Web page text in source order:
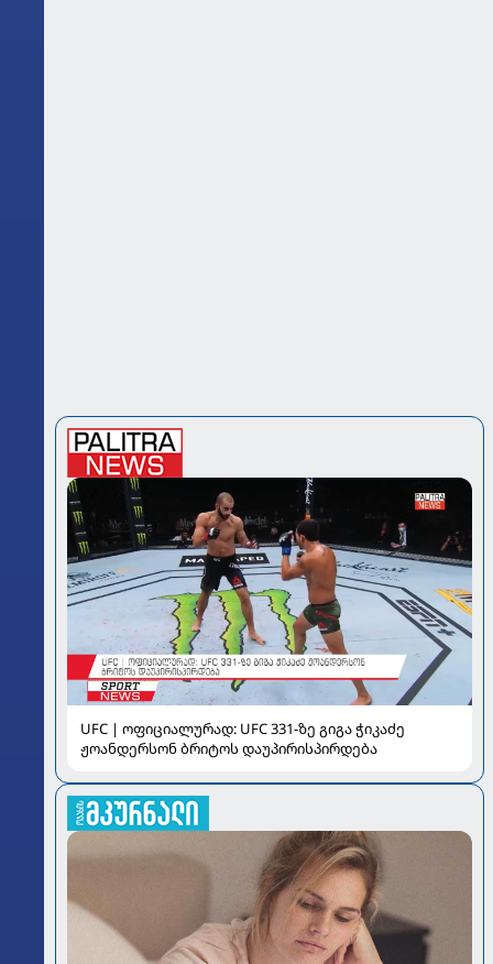
UFC | ოფიციალურად: UFC 331-ზე გიგა ჭიკაძე
ჟოანდერსონ ბრიტოს დაუპირისპირდება